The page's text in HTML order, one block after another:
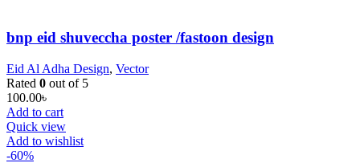
bnp eid shuveccha poster /fastoon design
Eid Al Adha Design, Vector
Rated 0 out of 5
100.00৳
Add to cart
Quick view
Add to wishlist
-60%